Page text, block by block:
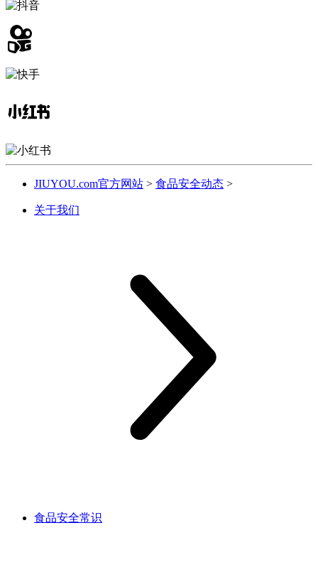
JIUYOU.com官方网站 > 食品安全动态 >
关于我们
食品安全常识